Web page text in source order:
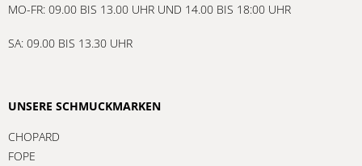
MO-FR: 09.00 BIS 13.00 UHR UND 14.00 BIS 18:00 UHR
SA: 09.00 BIS 13.30 UHR
UNSERE SCHMUCKMARKEN
CHOPARD
FOPE